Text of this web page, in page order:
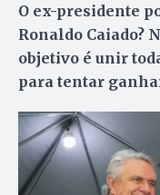
O ex-presidente
Ronaldo Caiado?
objetivo é unir
para tentar